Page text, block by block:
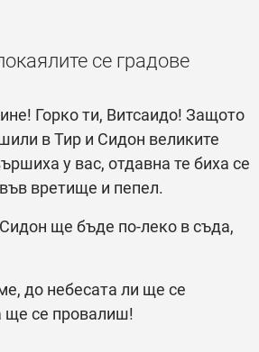
се градове
Горко ти, Витсаидо! Защото
в Тир и Сидон великите
у вас, отдавна те биха се
вретище и пепел.
ще бъде по-леко в съда,
до небесата ли ще се
ще се провалиш!